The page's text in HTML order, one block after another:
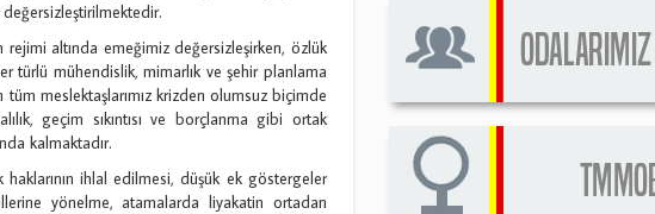
altında emeğimiz değersizleşirken, özlük
türlü mühendislik, mimarlık ve şehir planlama
meslektaşlarımız krizden olumsuz biçimde
geçim sıkıntısı ve borçlanma gibi ortak
kalmaktadır.
haklarının ihlal edilmesi, düşük ek göstergeler
yönelme, atamalarda liyakatin ortadan